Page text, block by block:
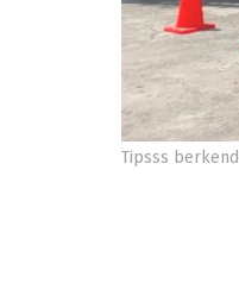
Tipsss